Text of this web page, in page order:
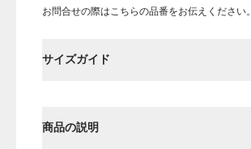
お問合せの際はこちらの品番をお伝えください。
サイズガイド
商品の説明